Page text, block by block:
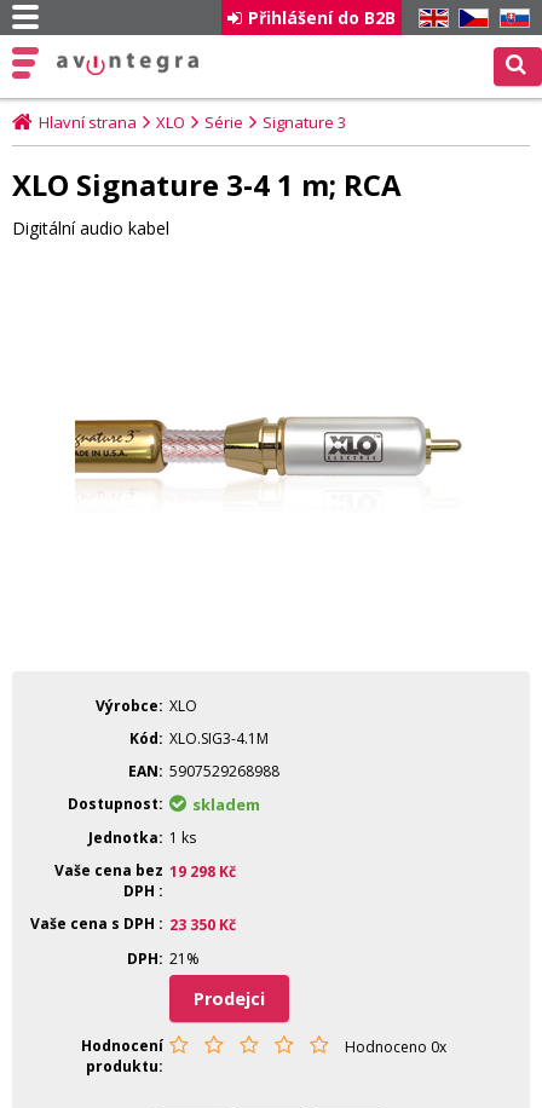
EN CZ SK
Přihlášení do B2B
Hlavní strana XLO Série Signature 3
XLO Signature 3-4 1 m; RCA
Digitální audio kabel
Výrobce XLO
Kód XLO.SIG3-4.1M
EAN 5907529268988
Dostupnost
skladem
Jednotka
1 ks
Vaše cena bez
DPH
19 298 Kč
Vaše cena s DPH 23 350 Kč
DPH 21%
Prodejci
Hodnocení
produktu
Hodnoceno 0x